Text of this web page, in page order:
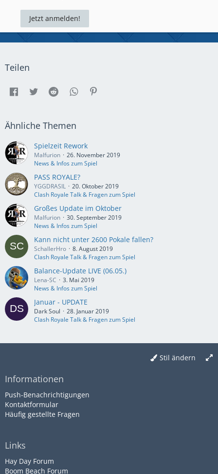
Jetzt anmelden!
Teilen
Ähnliche Themen
Spielzeit Rework
Malfurion
26. November 2019
News & Infos zum Spiel
PASS ROYALE?
YGGDRASIL
20. Oktober 2019
Clash Royale Talk & Fragen zum Spiel
Großes Update im Oktober
Malfurion
30. September 2019
News & Infos zum Spiel
Kann nicht unter 2600 Pokale fallen?
SchallerHro
8. August 2019
Clash Royale Talk & Fragen zum Spiel
Balance-Update LIVE (06.05.)
Lena-SC
3. Mai 2019
News & Infos zum Spiel
Januar - UPDATE
Dark Soul
28. Januar 2019
Clash Royale Talk & Fragen zum Spiel
Stil ändern
Informationen
Push-Benachrichtigungen
Kontaktformular
Häufig gestellte Fragen
Links
Hay Day Forum
Boom Beach Forum